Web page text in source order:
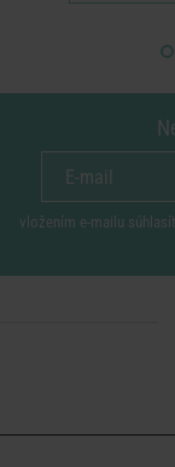
vložením e-mailu